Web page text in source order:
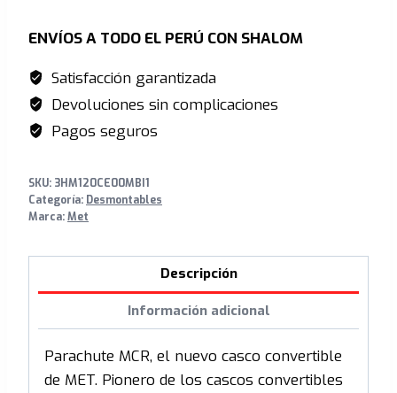
Enduro
White
Iridescente
cantidad
ENVÍOS A TODO EL PERÚ CON SHALOM
Satisfacción garantizada
Devoluciones sin complicaciones
Pagos seguros
SKU: 3HM120CE00MBI1
Categoría: Desmontables
Marca:Met
Descripción
Información adicional
Parachute MCR, el nuevo casco convertible
de MET. Pionero de los cascos convertibles